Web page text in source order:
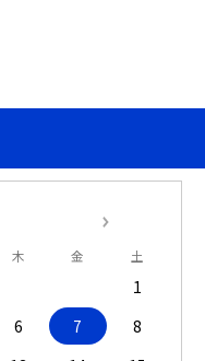
木 金 土
1
6 7
8